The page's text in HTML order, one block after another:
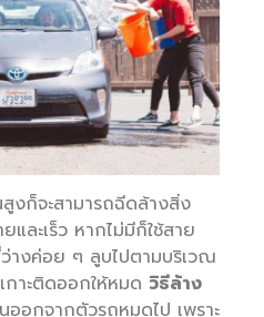
งก็จะสามารถฉีดล้างสิ่ง
และเร็ว หากไม่มีก็ใช้สาย
างค่อย ๆ ลูบไปตามบริเวณ
กาะติดออกให้หมด วิธีล้าง
ออกจากตัวรถหมดไป เพราะ